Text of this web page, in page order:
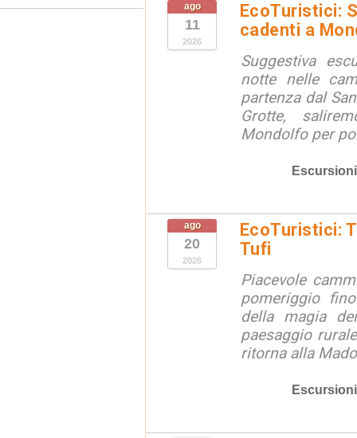
ago
11
2026
EcoTuristici:
cadenti a
Suggestiva
notte nelle
partenza dal
Grotte,
Mondolfo per
Escursioni
ago
20
2026
EcoTuristici:
Tufi
Piacevole
pomeriggio
della magia
paesaggio
ritorna alla
Escursioni